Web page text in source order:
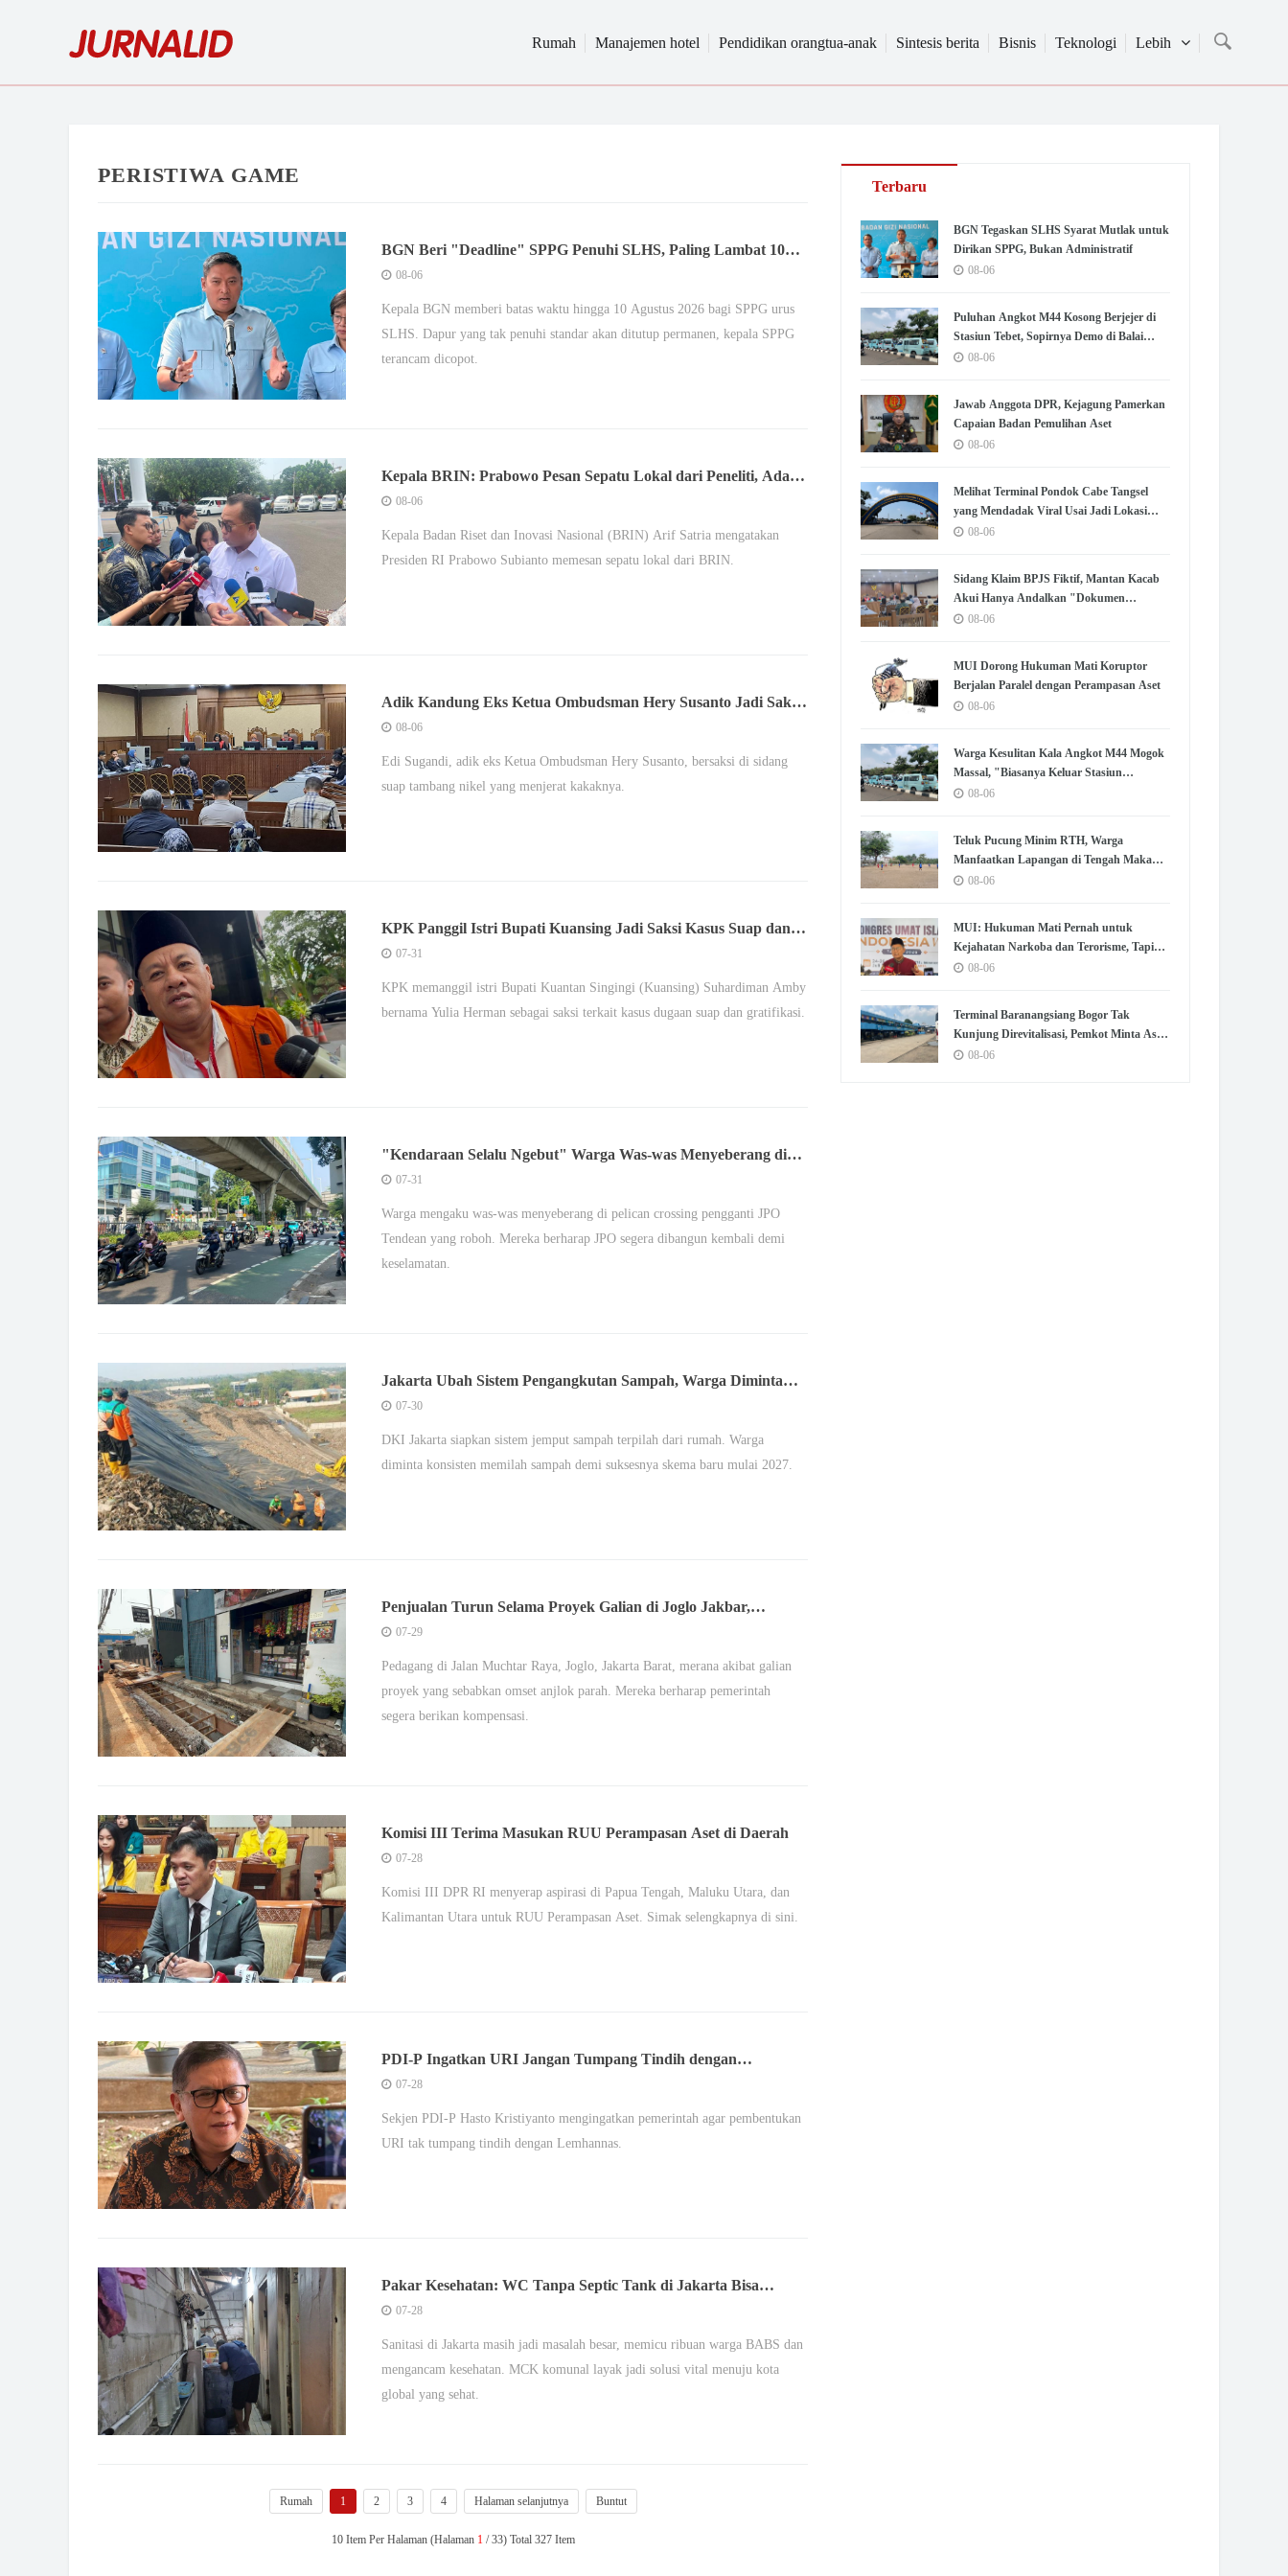
Rumah Manajemen hotel Pendidikan orangtua-anak Sintesis berita Bisnis Teknologi Lebih
PERISTIWA GAME
BGN Beri "Deadline" SPPG Penuhi SLHS, Paling Lambat 10
Agustus
08-06
Kepala BGN memberi batas waktu hingga 10 Agustus 2026 bagi SPPG urus
SLHS. Dapur yang tak penuhi standar akan ditutup permanen, kepala SPPG
terancam dicopot.
Kepala BRIN: Prabowo Pesan Sepatu Lokal dari Peneliti, Ada
yang di Bawah Rp 80.000
08-06
Kepala Badan Riset dan Inovasi Nasional (BRIN) Arif Satria mengatakan
Presiden RI Prabowo Subianto memesan sepatu lokal dari BRIN.
Adik Kandung Eks Ketua Ombudsman Hery Susanto Jadi Saksi
Sidang Suap Tambang
08-06
Edi Sugandi, adik eks Ketua Ombudsman Hery Susanto, bersaksi di sidang
suap tambang nikel yang menjerat kakaknya.
KPK Panggil Istri Bupati Kuansing Jadi Saksi Kasus Suap dan
Gratifikasi Suhardiman Amby
07-31
KPK memanggil istri Bupati Kuantan Singingi (Kuansing) Suhardiman Amby
bernama Yulia Herman sebagai saksi terkait kasus dugaan suap dan gratifikasi.
"Kendaraan Selalu Ngebut" Warga Was-was Menyeberang di
Pelican Crossing Tendean
07-31
Warga mengaku was-was menyeberang di pelican crossing pengganti JPO
Tendean yang roboh. Mereka berharap JPO segera dibangun kembali demi
keselamatan.
Jakarta Ubah Sistem Pengangkutan Sampah, Warga Diminta
Konsisten Memilah dari Rumah
07-30
DKI Jakarta siapkan sistem jemput sampah terpilah dari rumah. Warga
diminta konsisten memilah sampah demi suksesnya skema baru mulai 2027.
Penjualan Turun Selama Proyek Galian di Joglo Jakbar,
Pedagang Berharap Ada Perhatian Pemerintah
07-29
Pedagang di Jalan Muchtar Raya, Joglo, Jakarta Barat, merana akibat galian
proyek yang sebabkan omset anjlok parah. Mereka berharap pemerintah
segera berikan kompensasi.
Komisi III Terima Masukan RUU Perampasan Aset di Daerah
07-28
Komisi III DPR RI menyerap aspirasi di Papua Tengah, Maluku Utara, dan
Kalimantan Utara untuk RUU Perampasan Aset. Simak selengkapnya di sini.
PDI-P Ingatkan URI Jangan Tumpang Tindih dengan
Lemhannas dan PTN
07-28
Sekjen PDI-P Hasto Kristiyanto mengingatkan pemerintah agar pembentukan
URI tak tumpang tindih dengan Lemhannas.
Pakar Kesehatan: WC Tanpa Septic Tank di Jakarta Bisa
Memperparah TBC-Polio
07-28
Sanitasi di Jakarta masih jadi masalah besar, memicu ribuan warga BABS dan
mengancam kesehatan. MCK komunal layak jadi solusi vital menuju kota
global yang sehat.
Rumah 1 2 3 4 Halaman selanjutnya Buntut
10 Item Per Halaman (Halaman 1/ 33) Total 327 Item
Terbaru
BGN Tegaskan SLHS Syarat Mutlak untuk
Dirikan SPPG, Bukan Administratif
08-06
Puluhan Angkot M44 Kosong Berjejer di
Stasiun Tebet, Sopirnya Demo di Balai
Kota Jakarta
08-06
Jawab Anggota DPR, Kejagung Pamerkan
Capaian Badan Pemulihan Aset
08-06
Melihat Terminal Pondok Cabe Tangsel
yang Mendadak Viral Usai Jadi Lokasi
Syuting No Na
08-06
Sidang Klaim BPJS Fiktif, Mantan Kacab
Akui Hanya Andalkan "Dokumen
Lengkap" untuk Disetujui
08-06
MUI Dorong Hukuman Mati Koruptor
Berjalan Paralel dengan Perampasan Aset
08-06
Warga Kesulitan Kala Angkot M44 Mogok
Massal, "Biasanya Keluar Stasiun
Langsung Nemu"
08-06
Teluk Pucung Minim RTH, Warga
Manfaatkan Lapangan di Tengah Makam
untuk Olahraga dan Kumpul
08-06
MUI: Hukuman Mati Pernah untuk
Kejahatan Narkoba dan Terorisme, Tapi
Belum untuk Koruptor
08-06
Terminal Baranangsiang Bogor Tak
Kunjung Direvitalisasi, Pemkot Minta Aset
Dikembalikan
08-06